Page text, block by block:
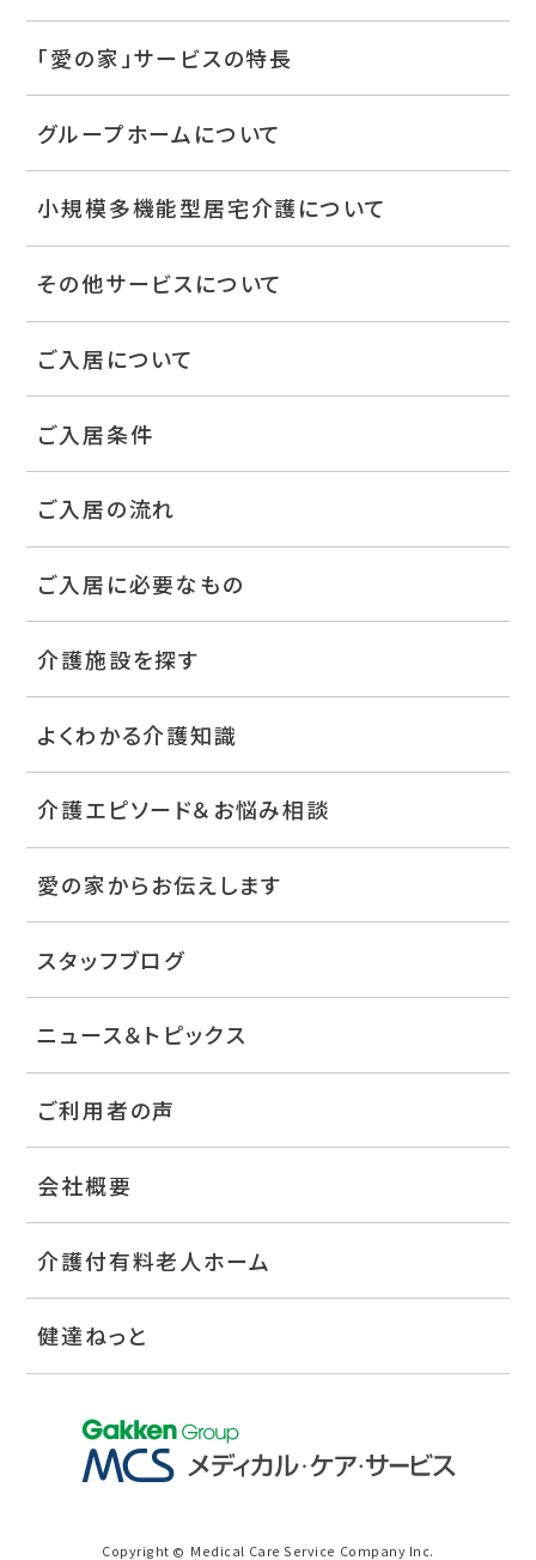
「愛の家」サービスの特長
グループホームについて
小規模多機能型居宅介護について
その他サービスについて
ご入居について
ご入居条件
ご入居の流れ
ご入居に必要なもの
介護施設を探す
よくわかる介護知識
介護エピソード＆お悩み相談
愛の家からお伝えします
スタッフブログ
ニュース＆トピックス
ご利用者の声
会社概要
介護付有料老人ホーム
健達ねっと
Copyright © Medical Care Service Company Inc.